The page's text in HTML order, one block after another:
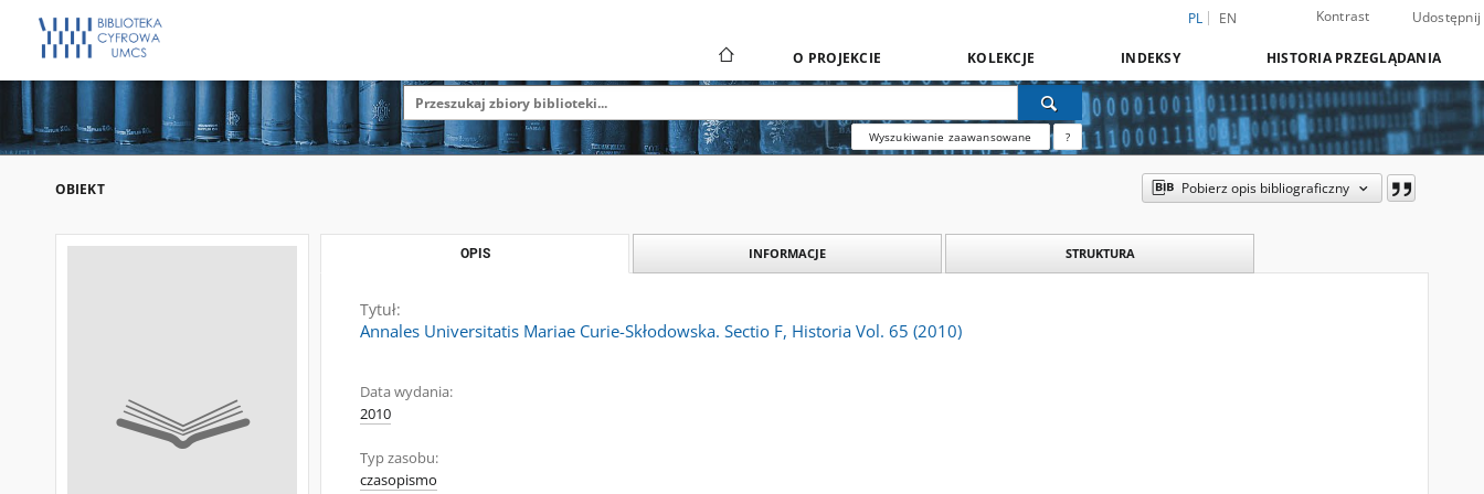
PL EN Kontrast Udostępnij
O PROJEKCIE KOLEKCJE INDEKSY HISTORIA PRZEGLĄDANIA
Wyszukiwanie zaawansowane ?
OBIEKT Pobierz opis bibliograficzny
OPIS INFORMACJE STRUKTURA
Tytuł:
Annales Universitatis Mariae Curie-Skłodowska. Sectio F, Historia Vol. 65 (2010)
Data wydania:
2010
Typ zasobu:
czasopismo